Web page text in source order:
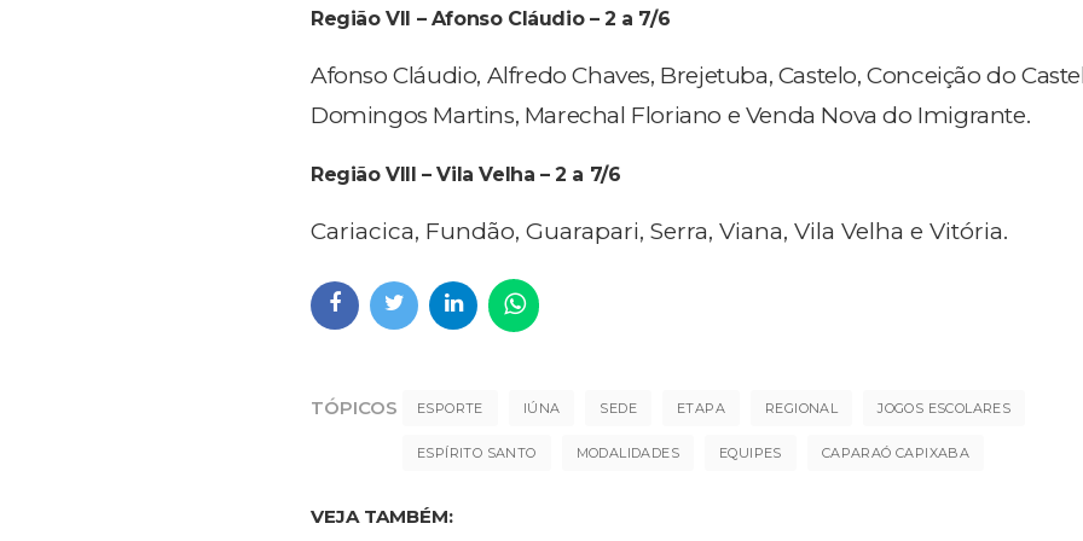
Região VII – Afonso Cláudio – 2 a 7/6
Afonso Cláudio, Alfredo Chaves, Brejetuba, Castelo, Conceição do
Domingos Martins, Marechal Floriano e Venda Nova do Imigrante.
Região VIII – Vila Velha – 2 a 7/6
Cariacica, Fundão, Guarapari, Serra, Viana, Vila Velha e Vitória.
TÓPICOS ESPORTE IÚNA SEDE ETAPA REGIONAL JOGOS ESCOLARES
ESPÍRITO SANTO MODALIDADES EQUIPES CAPARAÓ CAPIXABA
VEJA TAMBÉM: